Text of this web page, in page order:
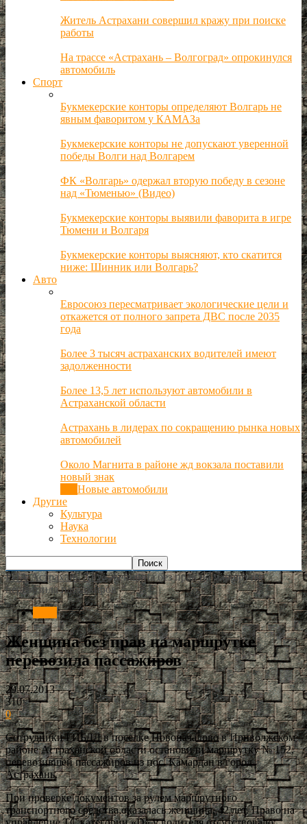
Житель Астрахани совершил кражу при поиске
работы
На трассе «Астрахань – Волгоград» опрокинулся
автомобиль
Спорт
Букмекерские конторы определяют Волгарь не
явным фаворитом у КАМАЗа
Букмекерские конторы не допускают уверенной
победы Волги над Волгарем
ФК «Волгарь» одержал вторую победу в сезоне
над «Тюменью» (Видео)
Букмекерские конторы выявили фаворита в игре
Тюмени и Волгаря
Букмекерские конторы выясняют, кто скатится
ниже: Шинник или Волгарь?
Авто
Евросоюз пересматривает экологические цели и
откажется от полного запрета ДВС после 2035
года
Более 3 тысяч астраханских водителей имеют
задолженности
Более 13,5 лет используют автомобили в
Астраханской области
Астрахань в лидерах по сокращению рынка новых
автомобилей
Около Магнита в районе жд вокзала поставили
новый знак
Новые автомобили
Другие
Культура
Наука
Технологии
РИА Астрахань Авто Женщина без прав на маршрутке
перевозила пассажиров
Женщина без прав на маршрутке
перевозила пассажиров
29.07.2013
310
0
Сотрудники ГИБДД в поселке Новоначалово в Приволжском
районе Астраханской области остановили маршрутку № 152,
перевозившей пассажиров из пос. Камардан в город
Астрахань.
При проверке документов за рулем маршрутного
транспортного средства оказалась женщина, 42 лет. Право на